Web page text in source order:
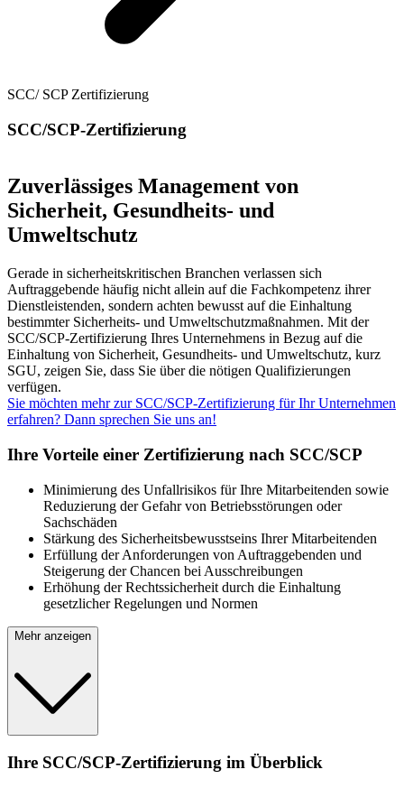
SCC/ SCP Zertifizierung
SCC/SCP-Zertifizierung
Zuverlässiges Management von
Sicherheit, Gesundheits- und
Umweltschutz
Gerade in sicherheitskritischen Branchen verlassen sich
Auftraggebende häufig nicht allein auf die Fachkompetenz ihrer
Dienstleistenden, sondern achten bewusst auf die Einhaltung
bestimmter Sicherheits- und Umweltschutzmaßnahmen. Mit der
SCC/SCP-Zertifizierung Ihres Unternehmens in Bezug auf die
Einhaltung von Sicherheit, Gesundheits- und Umweltschutz, kurz
SGU, zeigen Sie, dass Sie über die nötigen Qualifizierungen
verfügen.
Sie möchten mehr zur SCC/SCP-Zertifizierung für Ihr Unternehmen
erfahren? Dann sprechen Sie uns an!
Ihre Vorteile einer Zertifizierung nach SCC/SCP
Minimierung des Unfallrisikos für Ihre Mitarbeitenden sowie
Reduzierung der Gefahr von Betriebsstörungen oder
Sachschäden
Stärkung des Sicherheitsbewusstseins Ihrer Mitarbeitenden
Erfüllung der Anforderungen von Auftraggebenden und
Steigerung der Chancen bei Ausschreibungen
Erhöhung der Rechtssicherheit durch die Einhaltung
gesetzlicher Regelungen und Normen
Mehr anzeigen
Ihre SCC/SCP-Zertifizierung im Überblick